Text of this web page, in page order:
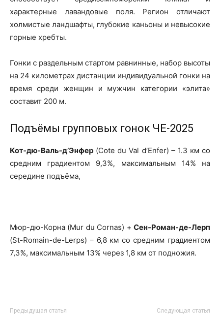
характерные лавандовые поля. Регион отличают
холмистые ландшафты, глубокие каньоны и невысокие
горные хребты.
Гонки с раздельным стартом равнинные, набор высоты
на 24 километрах дистанции индивидуальной гонки на
время среди женщин и мужчин категории «элита»
составит 200 м.
Подъёмы групповых гонок ЧЕ-2025
Кот-дю-Валь-д’Энфер (Cote du Val d’Enfer) – 1.3 км со
средним градиентом 9,3%, максимальным 14% на
середине подъёма,
Мюр-дю-Корна (Mur du Cornas) + Сен-Роман-де-Лерп
(St-Romain-de-Lerps) – 6,8 км со средним градиентом
7,3%, максимальным 13% через 1,8 км от подножия.
Предыдущая статья Следующая статья